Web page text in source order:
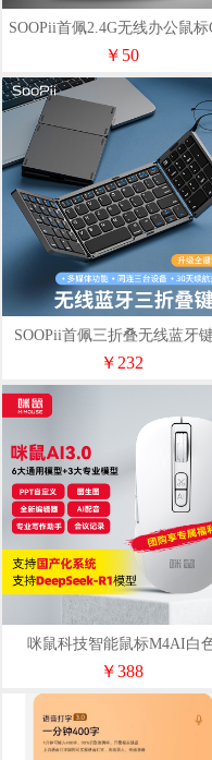
SOOPii首佩2.4G无线办公鼠标
￥50
SOOPii首佩三折叠无线蓝牙
BK17
￥232
咪鼠科技智能鼠标M4AI白
￥388